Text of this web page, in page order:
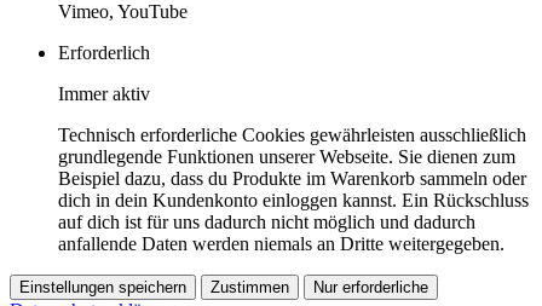
Vimeo, YouTube
Erforderlich
Immer aktiv
Technisch erforderliche Cookies gewährleisten ausschließlich
grundlegende Funktionen unserer Webseite. Sie dienen zum
Beispiel dazu, dass du Produkte im Warenkorb sammeln oder
dich in dein Kundenkonto einloggen kannst. Ein Rückschluss
auf dich ist für uns dadurch nicht möglich und dadurch
anfallende Daten werden niemals an Dritte weitergegeben.
Einstellungen speichern Zustimmen Nur erforderliche